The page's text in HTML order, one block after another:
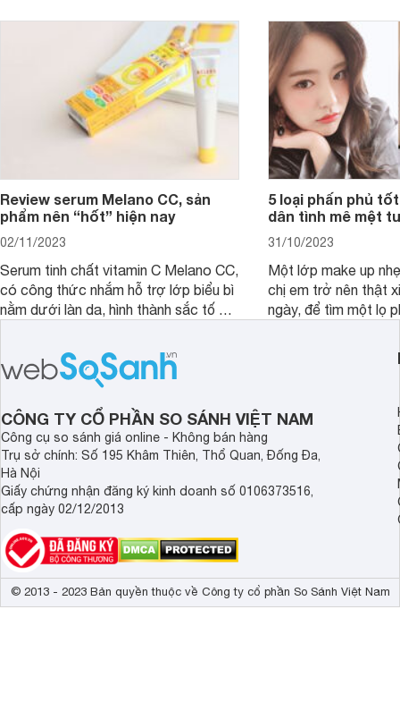
gội, xả, trang bị cả
mà vẫn chưa cải
Review serum Melano CC, sản
phẩm nên “hốt” hiện nay
02/11/2023
Serum tinh chất vitamin C Melano CC,
có công thức nhắm hỗ trợ lớp biểu bì
nằm dưới làn da, hình thành sắc tố da,
5 loại phấn phủ
dân tình mê mệt
31/10/2023
Một lớp make up
chị em trở nên thật
ngày, để tìm một lọ
ngày dài cần đọc
CÔNG TY CỔ PHẦN SO SÁNH VIỆT NAM
Công cụ so sánh giá online - Không bán hàng
Trụ sở chính: Số 195 Khâm Thiên, Thổ Quan, Đống Đa,
Hà Nội
Giấy chứng nhận đăng ký kinh doanh số 0106373516,
cấp ngày 02/12/2013
© 2013 - 2023 Bản quyền thuộc về Công ty cổ phần So Sánh Việt Nam